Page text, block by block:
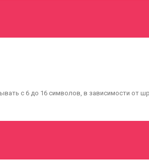
с 6 до 16 символов, в зависимости от